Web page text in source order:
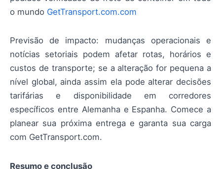
o mundo GetTransport.com.com
Previsão de impacto: mudanças operacionais e
notícias setoriais podem afetar rotas, horários e
custos de transporte; se a alteração for pequena a
nível global, ainda assim ela pode alterar decisões
tarifárias e disponibilidade em corredores
específicos entre Alemanha e Espanha. Comece a
planear sua próxima entrega e garanta sua carga
com GetTransport.com.
Resumo e conclusão